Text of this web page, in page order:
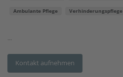
Ambulante Pflege Verhinderungspflege
...
Kontakt aufnehmen